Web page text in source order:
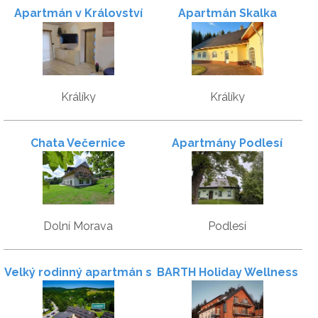
Apartmán v Království
sov
Králíky
Apartmán Skalka
Králíky
Chata Večernice
Dolní Morava
Apartmány Podlesí
Podlesí
Velký rodinný apartmán s
garáží - Skiapartma
BARTH Holiday Wellness
apartmány